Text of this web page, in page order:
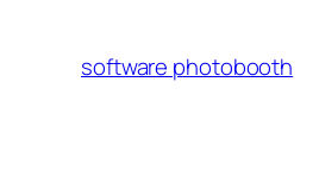
software photobooth